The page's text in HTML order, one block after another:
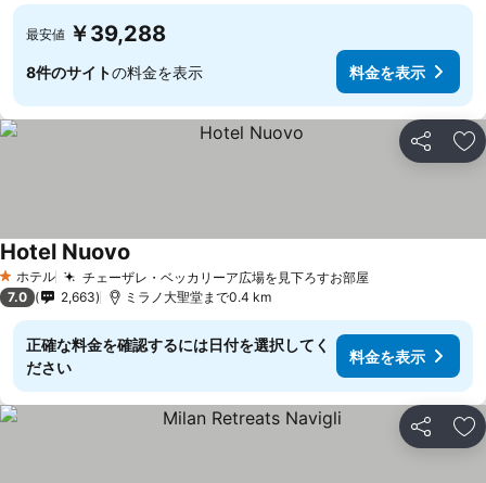
最安値 ￥39,288
8件のサイトの料金を表示 料金を表示
シェア お
1 ホテルのランク
ホテル チェーザレ・ベッカリーア広場を見下ろすお部屋
Hotel Nuovo
7.0 2,663 ミラノ大聖堂まで0.4 km
正確な料金を確認するには日付を選択してく
ださい
料金を表示
シェア お